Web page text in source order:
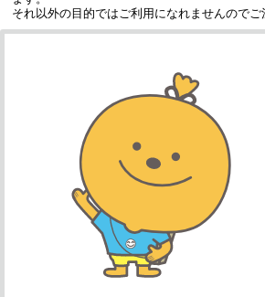
それ以外の目的ではご利用になれませんのでご